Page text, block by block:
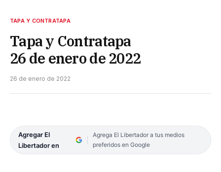
TAPA Y CONTRATAPA
Tapa y Contratapa
26 de enero de 2022
26 de enero de 2022
Agregar El
Libertador en
Agrega El Libertador a tus medios
preferidos en Google